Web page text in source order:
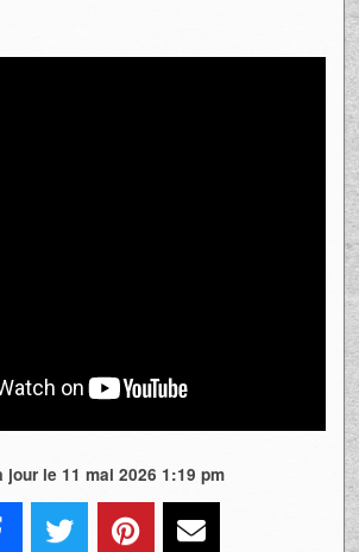
jour le 11 mai 2026 1:19 pm